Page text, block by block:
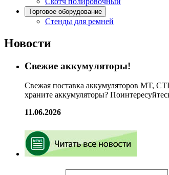
Торговое оборудование
Стенды для ремней
Новости
Свежие аккумуляторы!
Свежая поставка аккумуляторов MT,
храните аккумуляторы?
11.06.2026